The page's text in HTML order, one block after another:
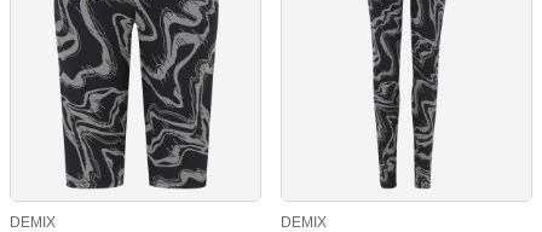
DEMIX DEMIX